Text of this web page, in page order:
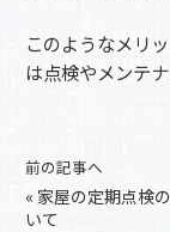
このようなメリ
は点検やメンテ
前の記事へ
« 家屋の定期点検
いて